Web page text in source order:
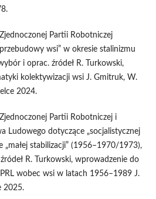
Partii Robotniczej
wsi” w okresie stalinizmu
i oprac. źródeł R. Turkowski,
kolektywizacji wsi J. Gmitruk, W.
2024.
Partii Robotniczej i
Ludowego dotyczące „socjalistycznej
„małej stabilizacji” (1956–1970/1973),
R. Turkowski, wprowadzenie do
wobec wsi w latach 1956–1989 J.
2025.